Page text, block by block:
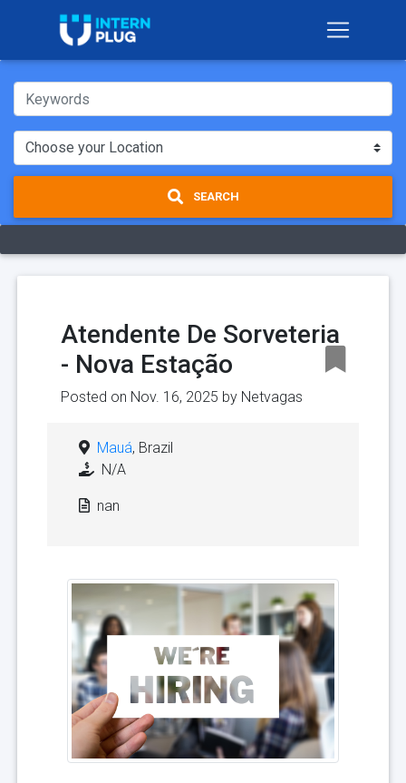
SEARCH
Atendente De Sorveteria
- Nova Estação
Posted on Nov. 16, 2025 by Netvagas
Mauá, Brazil
N/A
nan